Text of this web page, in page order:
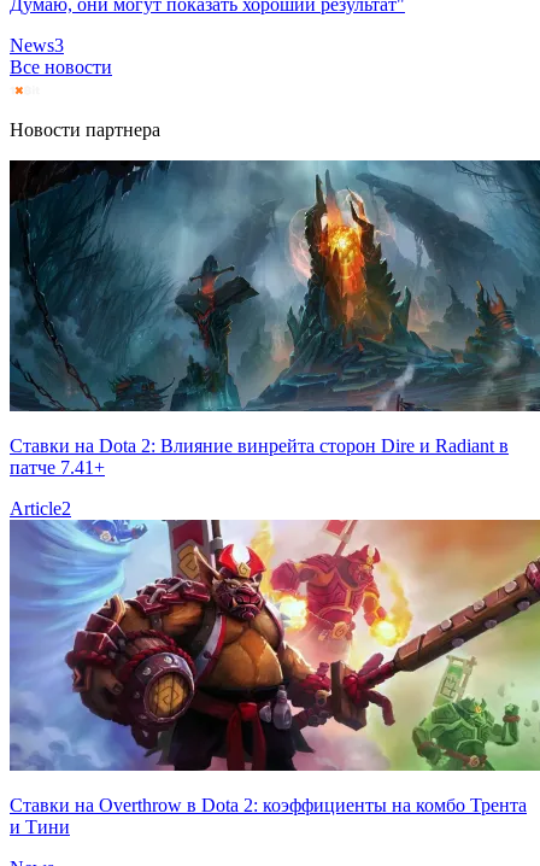
Думаю, они могут показать хороший результат"
News3
Все новости
Новости партнера
Ставки на Dota 2: Влияние винрейта сторон Dire и Radiant в
патче 7.41+
Article2
Ставки на Overthrow в Dota 2: коэффициенты на комбо Трента
и Тини